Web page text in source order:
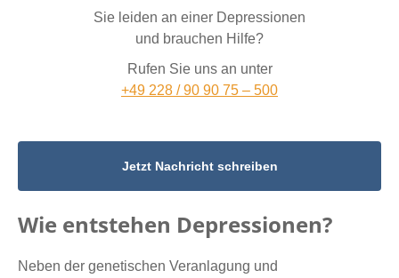
Sie leiden an einer Depressionen
und brauchen Hilfe?
Rufen Sie uns an unter
+49 228 / 90 90 75 – 500
Jetzt Nachricht schreiben
Wie entstehen Depressionen?
Neben der genetischen Veranlagung und